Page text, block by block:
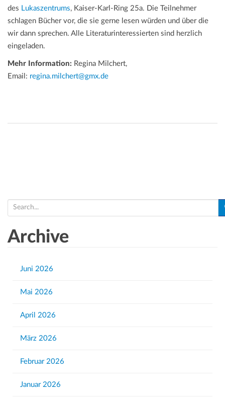
des Lukaszentrums, Kaiser-Karl-Ring 25a. Die Teilnehmer
schlagen Bücher vor, die sie gerne lesen würden und über die
wir dann sprechen. Alle Literaturinteressierten sind herzlich
eingeladen.
Mehr Information: Regina Milchert,
Email: regina.milchert@gmx.de
e
rArchive
Juni 2026
Mai 2026
April 2026
März 2026
Februar 2026
Januar 2026